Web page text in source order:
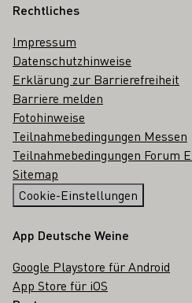
Rechtliches
Impressum
Datenschutzhinweise
Erklärung zur Barrierefreiheit
Barriere melden
Fotohinweise
Teilnahmebedingungen Messen
Teilnahmebedingungen Forum
Sitemap
Cookie-Einstellungen
App Deutsche Weine
Google Playstore für Android
App Store für iOS